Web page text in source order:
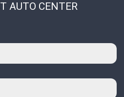
AUTO CENTER